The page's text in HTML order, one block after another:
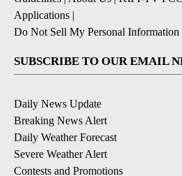
Applications |
Do Not Sell My Personal Information
SUBSCRIBE TO OUR EMAIL
Daily News Update
Breaking News Alert
Daily Weather Forecast
Severe Weather Alert
Contests and Promotions